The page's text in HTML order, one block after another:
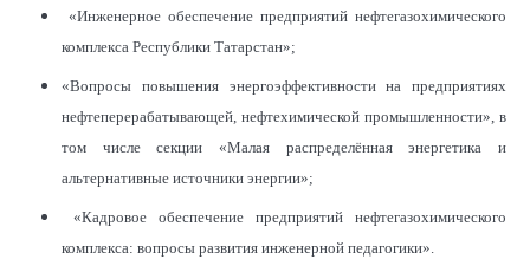
«Инженерное обеспечение предприятий нефтегазохимического
комплекса Республики Татарстан»;
«Вопросы повышения энергоэффективности на предприятиях
нефтеперерабатывающей, нефтехимической промышленности», в
том числе секции «Малая распределённая энергетика и
альтернативные источники энергии»;
«Кадровое обеспечение предприятий нефтегазохимического
комплекса: вопросы развития инженерной педагогики».